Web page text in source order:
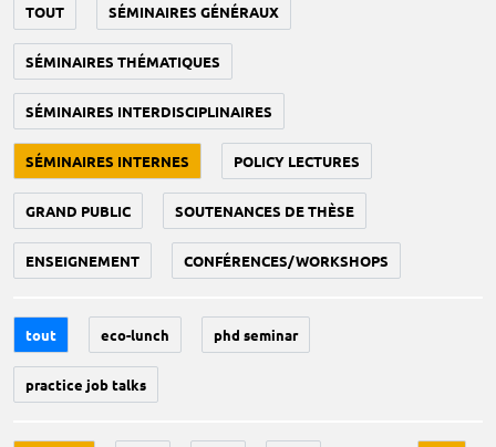
TOUT SÉMINAIRES GÉNÉRAUX
SÉMINAIRES THÉMATIQUES
SÉMINAIRES INTERDISCIPLINAIRES
SÉMINAIRES INTERNES POLICY LECTURES
GRAND PUBLIC SOUTENANCES DE THÈSE
ENSEIGNEMENT CONFÉRENCES/WORKSHOPS
tout eco-lunch phd seminar
practice job talks